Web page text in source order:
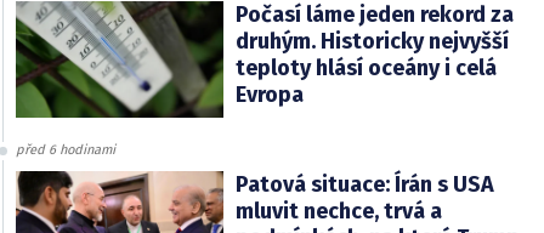
Počasí láme jeden rekord za
druhým. Historicky nejvyšší
teploty hlásí oceány i celá
Evropa
před 6 hodinami
Patová situace: Írán s USA
mluvit nechce, trvá a